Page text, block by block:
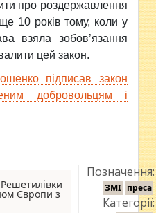
про роздержавлення
10 років тому, коли у
взяла зобов’язання
цей закон.
підписав закон
добровольцям і
Європи з
Позначення:
ЗМІ преса
Категорії: